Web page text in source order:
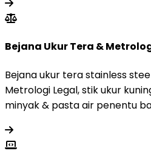
Bejana Ukur Tera &
Bejana ukur tera stainless
Metrologi Legal, stik ukur
minyak & pasta air penentu